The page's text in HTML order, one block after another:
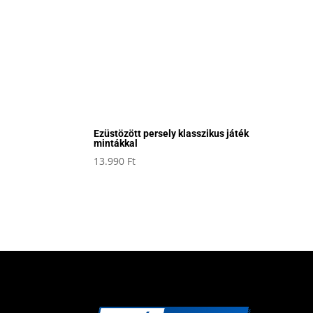
Ezüstözött persely klasszikus játék
mintákkal
13.990 Ft